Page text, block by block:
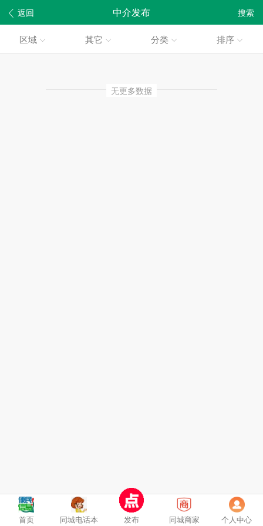
返回 搜索
中介发布
区域 其它 分类 排序
无更多数据
首页 同城电话本 发布 同城商家 个人中心